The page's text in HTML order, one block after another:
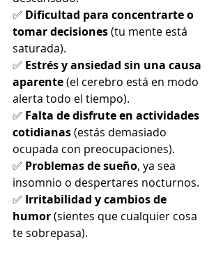
✅ Dificultad para concentrarte o
tomar decisiones (tu mente está
saturada).
✅ Estrés y ansiedad sin una causa
aparente (el cerebro está en modo
alerta todo el tiempo).
✅ Falta de disfrute en actividades
cotidianas (estás demasiado
ocupada con preocupaciones).
✅ Problemas de sueño, ya sea
insomnio o despertares nocturnos.
✅ Irritabilidad y cambios de
humor (sientes que cualquier cosa
te sobrepasa).